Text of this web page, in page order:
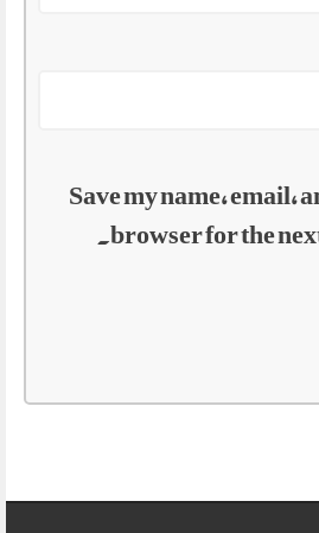
Save my name, email,
browser for the